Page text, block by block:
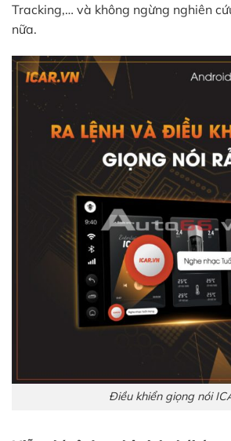
Tracking,… và không ngừng nghiên
nữa.
Điều khiển giọng nói